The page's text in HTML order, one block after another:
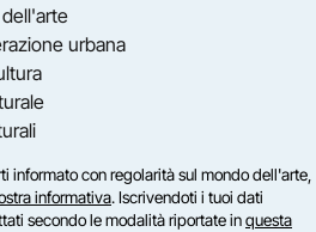
urbana
informato con regolarità sul mondo dell'arte,
informativa. Iscrivendoti i tuoi dati
secondo le modalità riportate inquesta